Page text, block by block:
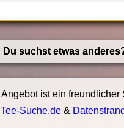
Du suchst etwas
Angebot ist ein freundlicher
Tee-Suche.de&